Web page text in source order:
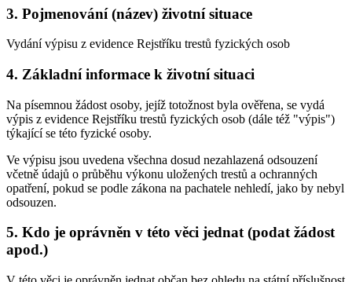
3. Pojmenování (název) životní situace
Vydání výpisu z evidence Rejstříku trestů fyzických osob
4. Základní informace k životní situaci
Na písemnou žádost osoby, jejíž totožnost byla ověřena, se vydá
výpis z evidence Rejstříku trestů fyzických osob (dále též "výpis")
týkající se této fyzické osoby.
Ve výpisu jsou uvedena všechna dosud nezahlazená odsouzení
včetně údajů o průběhu výkonu uložených trestů a ochranných
opatření, pokud se podle zákona na pachatele nehledí, jako by nebyl
odsouzen.
5. Kdo je oprávněn v této věci jednat (podat žádost
apod.)